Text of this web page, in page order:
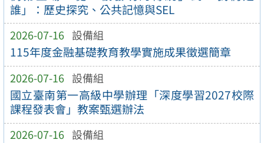
誰」：歷史探究、公共記憶與SEL
2026-07-16 設備組
115年度金融基礎教育教學實施成果徵選簡章
2026-07-16 設備組
國立臺南第一高級中學辦理「深度學習2027校際
課程發表會」教案甄選辦法
2026-07-16 設備組